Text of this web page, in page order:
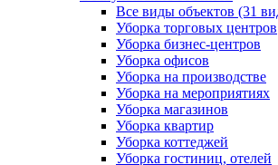
Все виды объектов (31
Уборка торговых центров
Уборка бизнес-центров
Уборка офисов
Уборка на производстве
Уборка на мероприятиях
Уборка магазинов
Уборка квартир
Уборка коттеджей
Уборка гостиниц, отелей